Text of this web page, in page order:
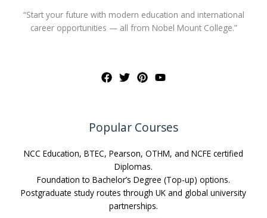
“Start your future with modern education and international
career opportunities — all from Nobel Mount College.”
Popular Courses
NCC Education, BTEC, Pearson, OTHM, and NCFE certified
Diplomas.
Foundation to Bachelor’s Degree (Top-up) options.
Postgraduate study routes through UK and global university
partnerships.